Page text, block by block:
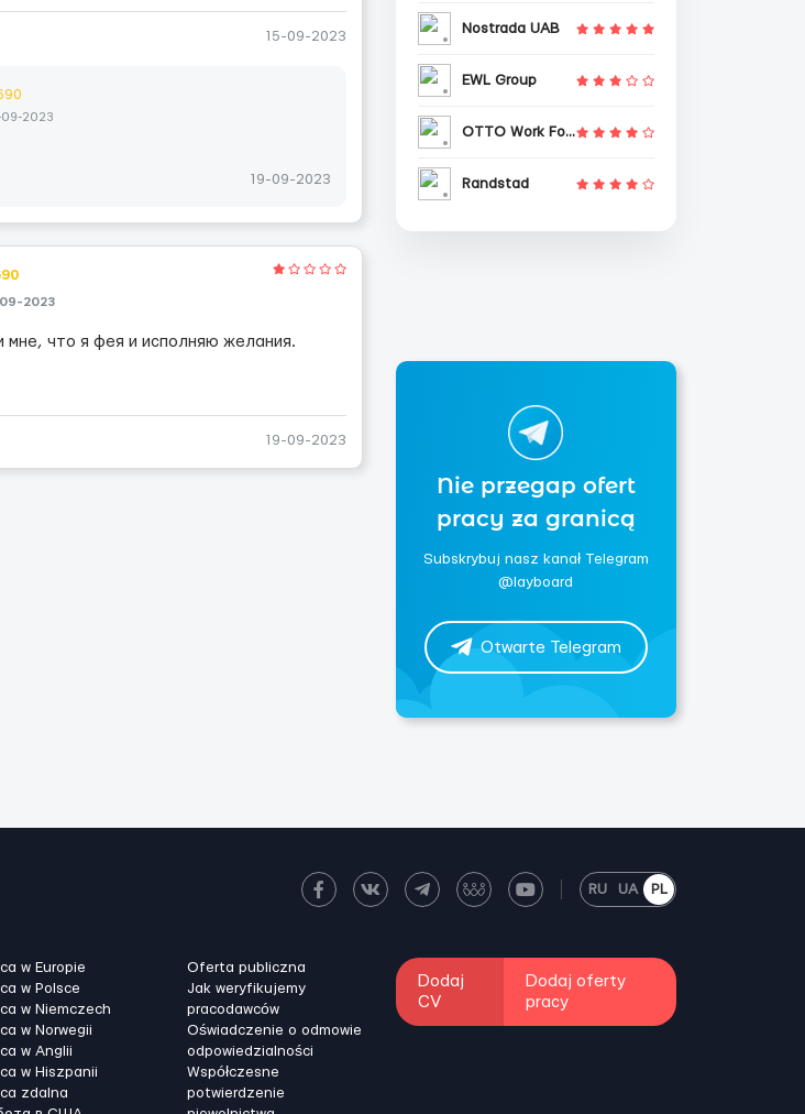
15-09-2023
2023
19-09-2023
2023
мне, что я фея и исполняю желания.
19-09-2023
Nostrada UAB
EWL Group
OTTO Work Force
Randstad
Nie przegap ofert
pracy za granicą
Subskrybuj nasz kanał Telegram
@layboard
Otwarte Telegram
RU UA PL
w Europie
w Polsce
w Niemczech
w Norwegii
w Anglii
w Hiszpanii
zdalna
Oferta publiczna
Jak weryfikujemy
pracodawców
Oświadczenie o odmowie
odpowiedzialności
Współczesne
potwierdzenie
Dodaj
CV
Dodaj oferty
pracy